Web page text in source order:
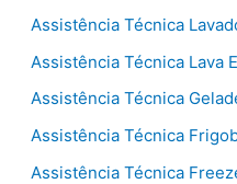
Assistência Técnica
Assistência Técnica Lava
Assistência Técnica
Assistência Técnica
Assistência Técnica